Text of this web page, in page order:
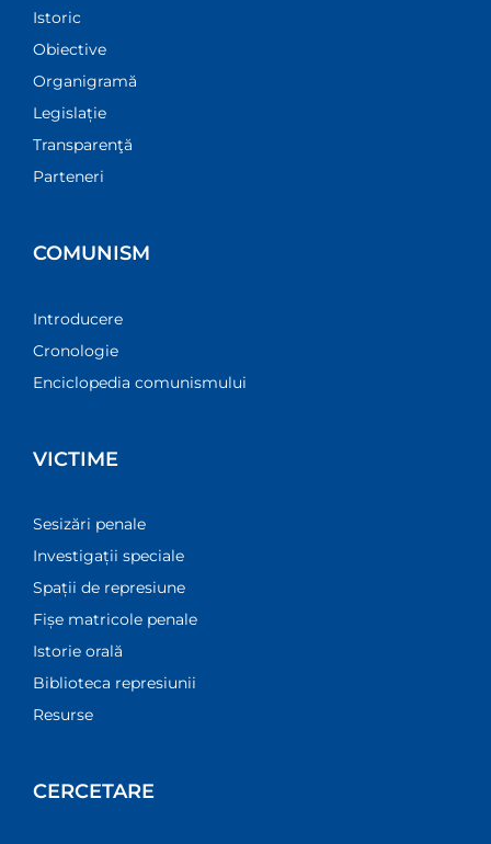
Istoric
Obiective
Organigramă
Legislație
Transparenţă
Parteneri
COMUNISM
Introducere
Cronologie
Enciclopedia comunismului
VICTIME
Sesizări penale
Investigații speciale
Spații de represiune
Fișe matricole penale
Istorie orală
Biblioteca represiunii
Resurse
CERCETARE